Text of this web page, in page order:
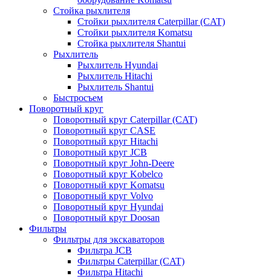
Стойка рыхлителя
Стойки рыхлителя Caterpillar (CAT)
Стойки рыхлителя Komatsu
Стойка рыхлителя Shantui
Рыхлитель
Рыхлитель Hyundai
Рыхлитель Hitachi
Рыхлитель Shantui
Быстросъем
Поворотный круг
Поворотный круг Caterpillar (CAT)
Поворотный круг CASE
Поворотный круг Hitachi
Поворотный круг JCB
Поворотный круг John-Deere
Поворотный круг Kobelco
Поворотный круг Komatsu
Поворотный круг Volvo
Поворотный круг Hyundai
Поворотный круг Doosan
Фильтры
Фильтры для экскаваторов
Фильтра JCB
Фильтры Caterpillar (CAT)
Фильтра Hitachi